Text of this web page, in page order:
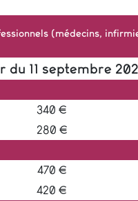
(médecins,
du 11 septembre
340 €
280 €
470 €
420 €